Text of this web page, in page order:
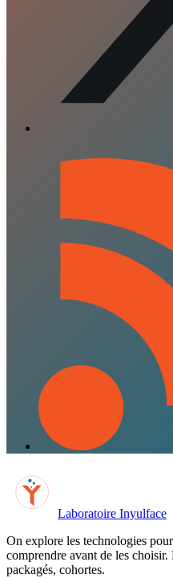
Laboratoire Inyulface
On explore les technologies
comprendre avant de les
packagés, cohortes.